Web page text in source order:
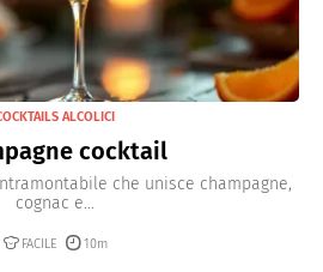
ALCOLICI
cocktail
che unisce champagne,
cognac e...
FACILE 10m